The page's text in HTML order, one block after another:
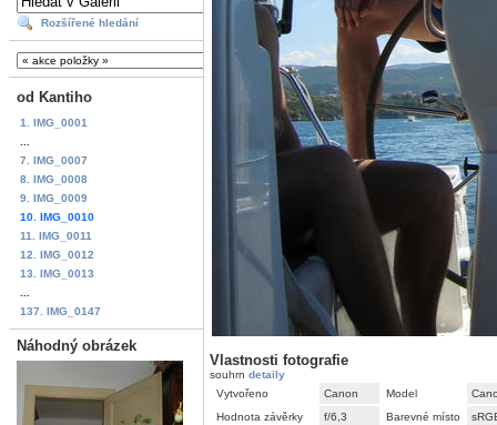
Rozšířené hledání
od Kantiho
1. IMG_0001
7. IMG_0007
8. IMG_0008
9. IMG_0009
10. IMG_0010
11. IMG_0011
12. IMG_0012
13. IMG_0013
137. IMG_0147
Náhodný obrázek
Vlastnosti fotografie
souhrn detaily
Vytvořeno
Canon Model
Hodnota závěrky
f/6,3 Barevné místo